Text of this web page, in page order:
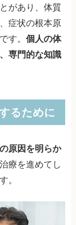
があり、体質
症状の根本原
す。個人の体
専門的な知識
るために
原因を明らか
療を進めてし
。